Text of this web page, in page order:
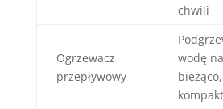
chwili
Ogrzewacz
przepływowy
wodę na